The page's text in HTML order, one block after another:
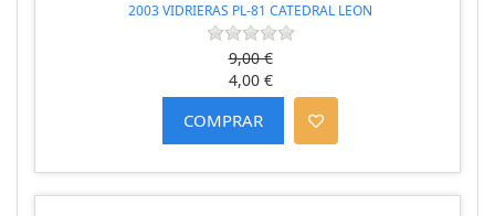
2003 VIDRIERAS PL-81 CATEDRAL LEON
9,00 €
4,00 €